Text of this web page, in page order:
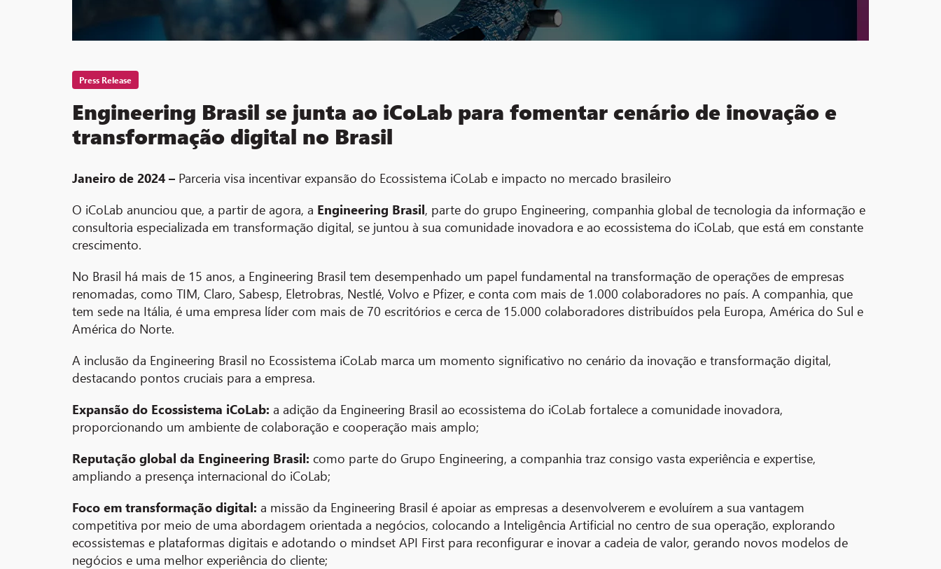
Press Release
Engineering Brasil se junta ao iCoLab para fomentar cenário de inovação e
transformação digital no Brasil
Janeiro de 2024 – Parceria visa incentivar expansão do Ecossistema iCoLab e impacto no mercado brasileiro
O iCoLab anunciou que, a partir de agora, a Engineering Brasil, parte do grupo Engineering, companhia global de tecnologia da informação e
consultoria especializada em transformação digital, se juntou à sua comunidade inovadora e ao ecossistema do iCoLab, que está em constante
crescimento.
No Brasil há mais de 15 anos, a Engineering Brasil tem desempenhado um papel fundamental na transformação de operações de empresas
renomadas, como TIM, Claro, Sabesp, Eletrobras, Nestlé, Volvo e Pfizer, e conta com mais de 1.000 colaboradores no país. A companhia, que
tem sede na Itália, é uma empresa líder com mais de 70 escritórios e cerca de 15.000 colaboradores distribuídos pela Europa, América do Sul e
América do Norte.
A inclusão da Engineering Brasil no Ecossistema iCoLab marca um momento significativo no cenário da inovação e transformação digital,
destacando pontos cruciais para a empresa.
Expansão do Ecossistema iCoLab: a adição da Engineering Brasil ao ecossistema do iCoLab fortalece a comunidade inovadora,
proporcionando um ambiente de colaboração e cooperação mais amplo;
Reputação global da Engineering Brasil: como parte do Grupo Engineering, a companhia traz consigo vasta experiência e expertise,
ampliando a presença internacional do iCoLab;
Foco em transformação digital: a missão da Engineering Brasil é apoiar as empresas a desenvolverem e evoluírem a sua vantagem
competitiva por meio de uma abordagem orientada a negócios, colocando a Inteligência Artificial no centro de sua operação, explorando
ecossistemas e plataformas digitais e adotando o mindset API First para reconfigurar e inovar a cadeia de valor, gerando novos modelos de
negócios e uma melhor experiência do cliente;